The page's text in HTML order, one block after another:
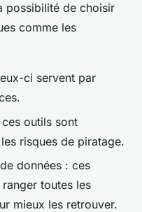
possibilité de choisir
comme les
ci servent par
outils sont
risques de piratage.
données : ces
toutes les
mieux les retrouver.